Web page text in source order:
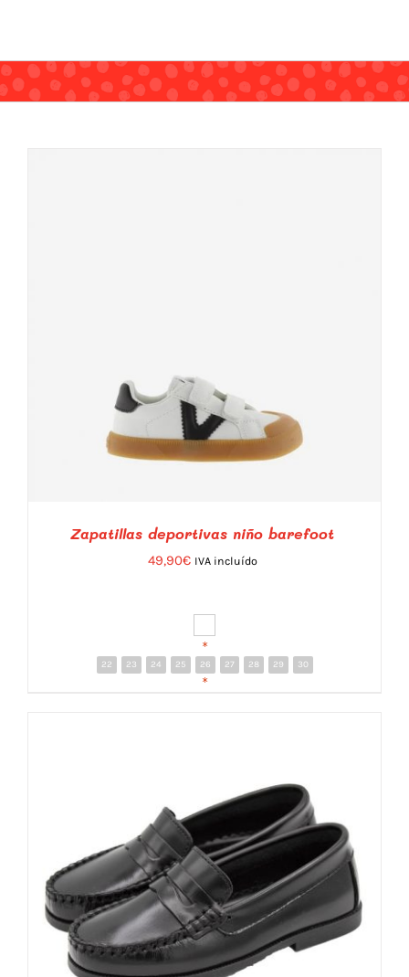
DETALLES
Zapatillas deportivas niño barefoot
49,90€ IVA incluído
*
22 23 24 25 26 27 28 29 30
*